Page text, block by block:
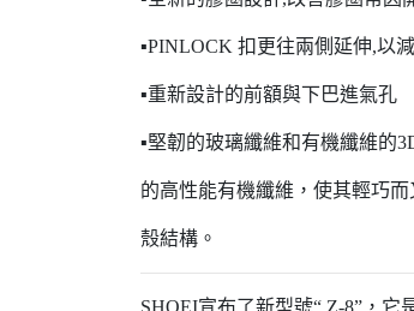
▪PINLOCK 扣更往兩側延伸,以
▪重新設計的前額與下巴進氣孔
▪堅韌的玻璃纖維和有機纖維的
的高性能有機纖維，使其輕巧
殼結構。
SHOEI宣布了新型號“ Z-8”，它